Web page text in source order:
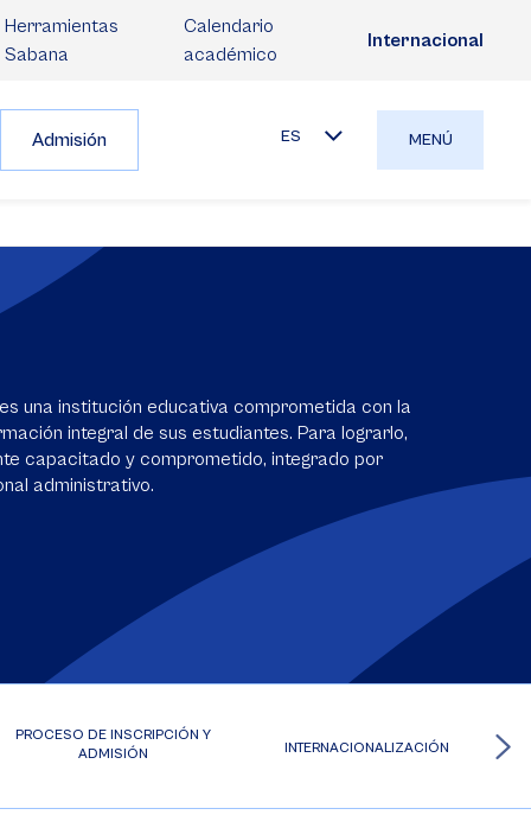
Herramientas
Sabana
Calendario
académico
Internacional
Admisión ES MENÚ
una institución educativa comprometida con la
integral de sus estudiantes. Para lograrlo,
capacitado y comprometido, integrado por
administrativo.
PROCESO DE INSCRIPCIÓN Y
ADMISIÓN
INTERNACIONALIZACIÓN